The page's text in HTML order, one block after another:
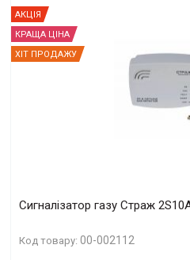
АКЦІЯ
КРАЩА ЦІНА
ХІТ ПРОДАЖУ
Сигналізатор газу Страж
Код товару:00-002112